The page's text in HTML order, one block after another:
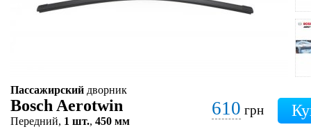
Пассажирский дворник
Bosch Aerotwin
Передний, 1 шт., 450 мм
610 грн